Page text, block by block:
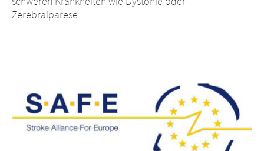
Zerebralparese.